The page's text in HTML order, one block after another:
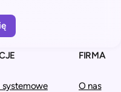
FIRMA
O nas